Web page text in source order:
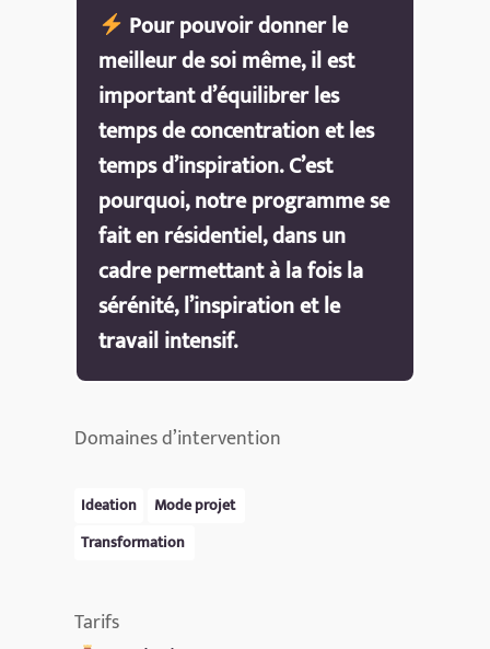
Pour pouvoir donner le
meilleur de soi même, il est
important d’équilibrer les
temps de concentration et les
temps d’inspiration. C’est
pourquoi, notre programme se
fait en résidentiel, dans un
cadre permettant à la fois la
sérénité, l’inspiration et le
travail intensif.
Domaines d’intervention
Ideation
Mode projet
Transformation
Tarifs